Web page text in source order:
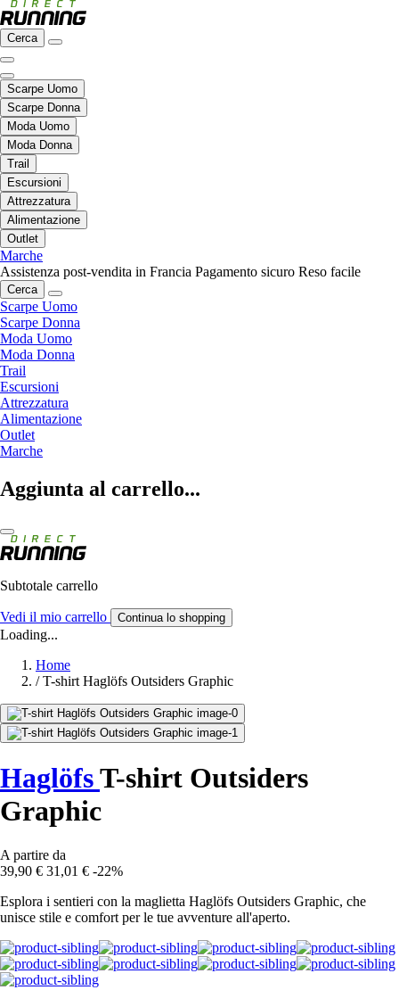
Cerca
Scarpe Uomo
Scarpe Donna
Moda Uomo
Moda Donna
Trail
Escursioni
Attrezzatura
Alimentazione
Outlet
Marche
Assistenza post-vendita in Francia Pagamento sicuro Reso facile
Cerca
Scarpe Uomo
Scarpe Donna
Moda Uomo
Moda Donna
Trail
Escursioni
Attrezzatura
Alimentazione
Outlet
Marche
Aggiunta al carrello...
Subtotale carrello
Vedi il mio carrello Continua lo shopping
Loading...
Home
/ T-shirt Haglöfs Outsiders Graphic
HaglöfsT-shirt Outsiders
Graphic
A partire da
39,90 € 31,01 € -22%
Esplora i sentieri con la maglietta Haglöfs Outsiders Graphic, che
unisce stile e comfort per le tue avventure all'aperto.